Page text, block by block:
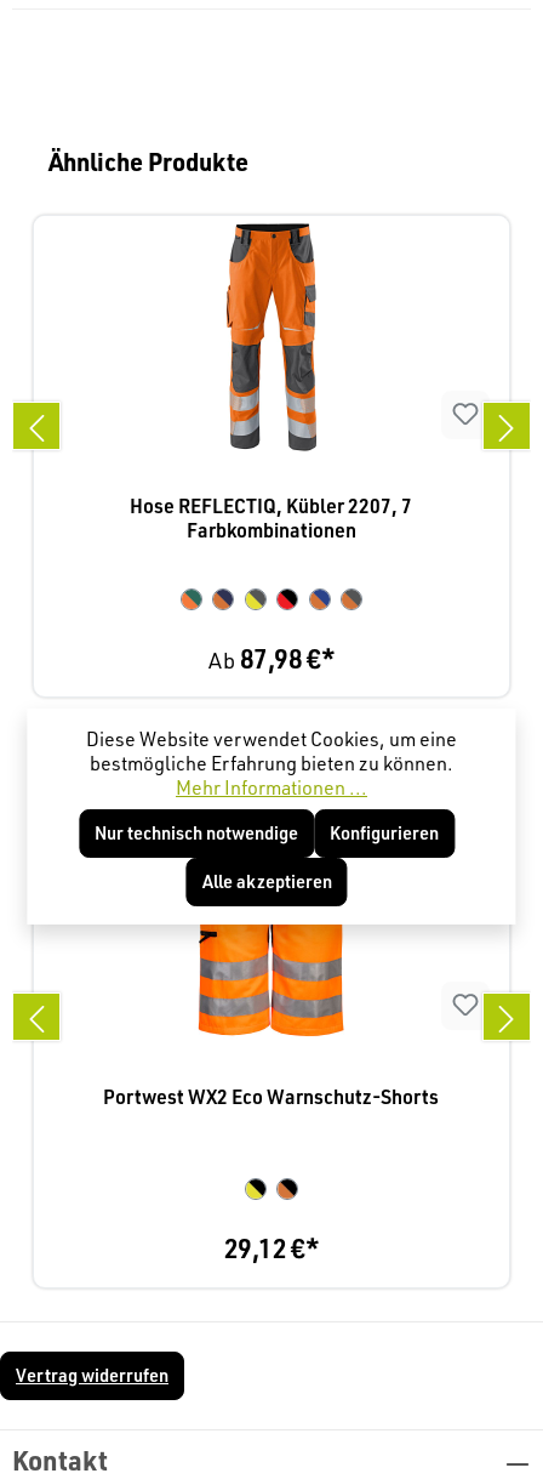
Produktgalerie überspringen
Ähnliche Produkte
Hose REFLECTIQ, Kübler 2207, 7
Farbkombinationen
Ab 87,98 €*
Produktgalerie überspringen
Kunden haben sich ebenfalls angesehen
Portwest WX2 Eco Warnschutz-Shorts
29,12 €*
Vertrag widerrufen
Kontakt
Diese Website verwendet Cookies, um eine
bestmögliche Erfahrung bieten zu können.
Mehr Informationen ...
Nur technisch notwendige Konfigurieren
Alle akzeptieren